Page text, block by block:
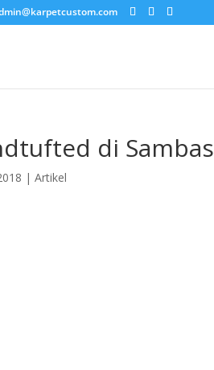
di Sambas
| Artikel